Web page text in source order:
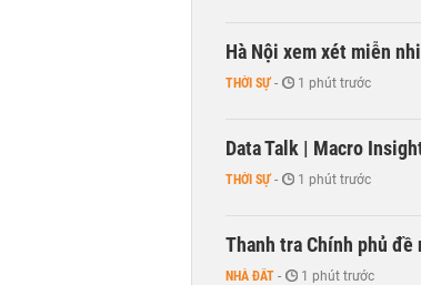
Hà Nội xem xét miễn
THỜI SỰ - 1 phút trước
Data Talk | Macro
THỜI SỰ - 1 phút trước
Thanh tra Chính phủ
NHÀ ĐẤT - 1 phút trước